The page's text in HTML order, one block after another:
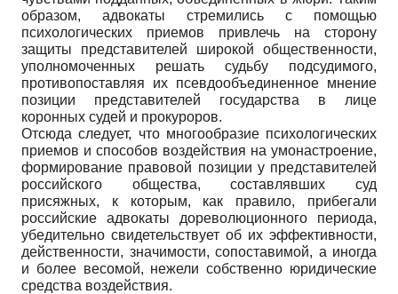
образом, адвокаты стремились с помощью
психологических приемов привлечь на сторону
защиты представителей широкой общественности,
уполномоченных решать судьбу подсудимого,
противопоставляя их псевдообъединенное мнение
позиции представителей государства в лице
коронных судей и прокуроров.
Отсюда следует, что многообразие психологических
приемов и способов воздействия на умонастроение,
формирование правовой позиции у представителей
российского общества, составлявших суд
присяжных, к которым, как правило, прибегали
российские адвокаты дореволюционного периода,
убедительно свидетельствует об их эффективности,
действенности, значимости, сопоставимой, а иногда
и более весомой, нежели собственно юридические
средства воздействия.